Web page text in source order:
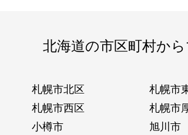
北海道の市区町村か
札幌市北区 札幌市
札幌市西区 札幌市
小樽市 旭川市